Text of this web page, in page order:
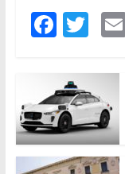
F
e
b
o
o
T
itt
er